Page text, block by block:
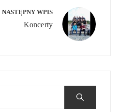
NASTĘPNY WPIS
Koncerty